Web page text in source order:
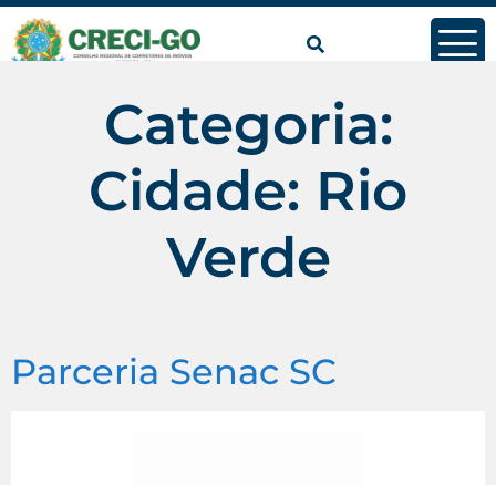
conteúdo
Categoria:
Cidade: Rio
Verde
Parceria Senac SC